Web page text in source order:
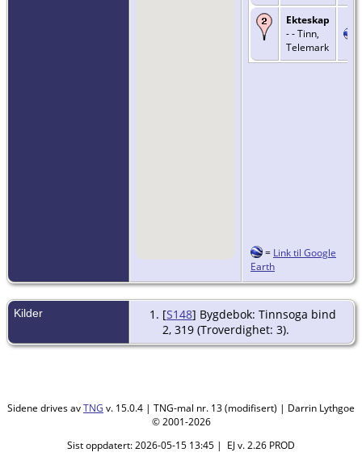
Ekteskap
- - Tinn,
Telemark
= Link til Google
Earth
Kilder [S148] Bygdebok: Tinnsoga bind
2, 319 (Troverdighet: 3).
Sidene drives avTNG v. 15.0.4 | TNG-mal nr. 13 (modifisert) | Darrin Lythgoe
© 2001-2026
Sist oppdatert: 2026-05-15 13:45 | EJ v. 2.26 PROD